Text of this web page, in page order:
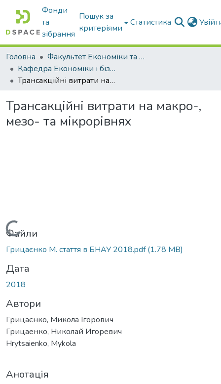
Фонди
та
зібрання
Пошук за
критеріями
Статистика
Головна
Факультет Економіки та бізнесу
Кафедра Економіки і бізнесу
Трансакційні витрати на макро-, мезо- та мікрорівнях
Трансакційні витрати на макро-,
мезо- та мікрорівнях
Файли
Грицаєнко М. стаття в БНАУ 2018.pdf(1.78 MB)
Дата
2018
Автори
Грицаєнко, Микола Ігорович
Грицаенко, Николай Игоревич
Hrytsaienko, Mykola
Анотація